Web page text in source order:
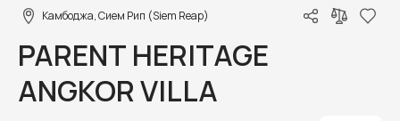
Камбоджа, Сием Рип (Siem Reap)
PARENT HERITAGE
ANGKOR VILLA